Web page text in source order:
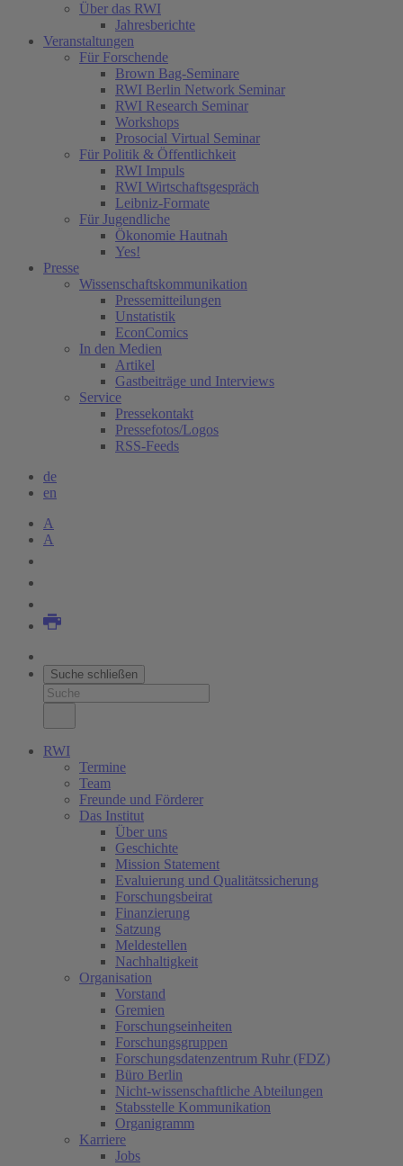
Über das RWI
Jahresberichte
Veranstaltungen
Für Forschende
Brown Bag-Seminare
RWI Berlin Network Seminar
RWI Research Seminar
Workshops
Prosocial Virtual Seminar
Für Politik & Öffentlichkeit
RWI Impuls
RWI Wirtschaftsgespräch
Leibniz-Formate
Für Jugendliche
Ökonomie Hautnah
Yes!
Presse
Wissenschaftskommunikation
Pressemitteilungen
Unstatistik
EconComics
In den Medien
Artikel
Gastbeiträge und Interviews
Service
Pressekontakt
Pressefotos/Logos
RSS-Feeds
de
en
A
A
Suche schließen
RWI
Termine
Team
Freunde und Förderer
Das Institut
Über uns
Geschichte
Mission Statement
Evaluierung und Qualitätssicherung
Forschungsbeirat
Finanzierung
Satzung
Meldestellen
Nachhaltigkeit
Organisation
Vorstand
Gremien
Forschungseinheiten
Forschungsgruppen
Forschungsdatenzentrum Ruhr (FDZ)
Büro Berlin
Nicht-wissenschaftliche Abteilungen
Stabsstelle Kommunikation
Organigramm
Karriere
Jobs